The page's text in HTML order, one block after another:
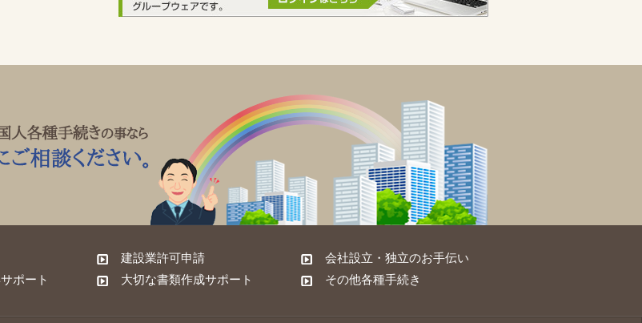
ポート
建設業許可申請
大切な書類作成サポート
会社設立・独立のお手伝い
その他各種手続き